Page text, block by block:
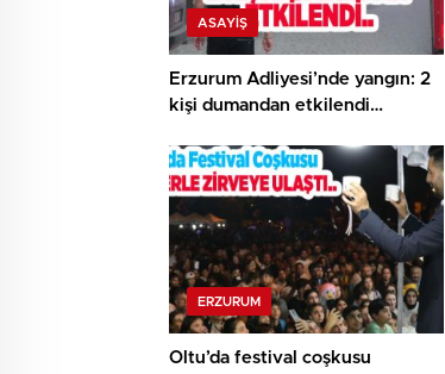
ASAYİŞ
Erzurum Adliyesi’nde yangın: 2
kişi dumandan etkilendi…
ERZURUM
Oltu’da festival coşkusu